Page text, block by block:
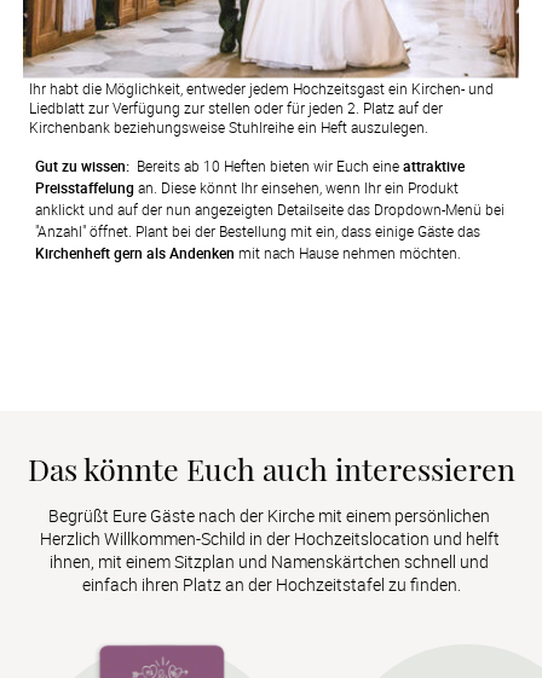
Ihr habt die Möglichkeit, entweder jedem Hochzeitsgast ein Kirchen- und
Liedblatt zur Verfügung zur stellen oder für jeden 2. Platz auf der
Kirchenbank beziehungsweise Stuhlreihe ein Heft auszulegen.
Gut zu wissen: Bereits ab 10 Heften bieten wir Euch eine attraktive
Preisstaffelung an. Diese könnt Ihr einsehen, wenn Ihr ein Produkt
anklickt und auf der nun angezeigten Detailseite das Dropdown-Menü bei
"Anzahl" öffnet. Plant bei der Bestellung mit ein, dass einige Gäste das
Kirchenheft gern als Andenken mit nach Hause nehmen möchten.
Das könnte Euch auch interessieren
Begrüßt Eure Gäste nach der Kirche mit einem persönlichen
Herzlich Willkommen-Schild in der Hochzeitslocation und helft
ihnen, mit einem Sitzplan und Namenskärtchen schnell und
einfach ihren Platz an der Hochzeitstafel zu finden.